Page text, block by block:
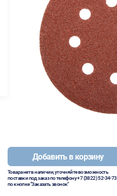
Добавить в корзину
Товара нет в наличии, уточняйте возможность
поставки под заказ по телефону+7 (3822) 52-34-73
по кнопке "Заказать звонок"